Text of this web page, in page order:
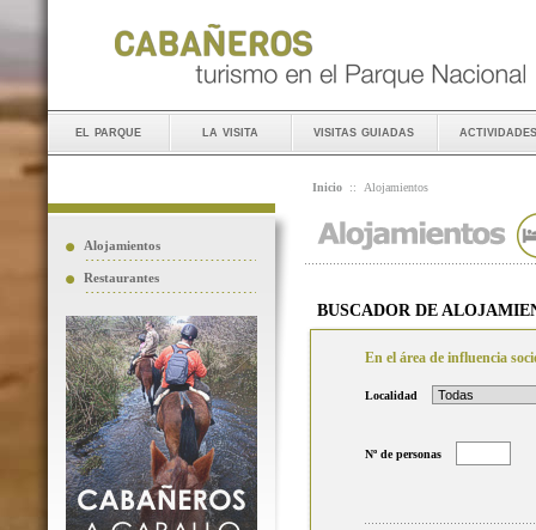
el parque la visita visitas guiadas actividades
Alojamientos
Restaurantes
Inicio :: Alojamientos
BUSCADOR DE
En el área de influencia
Localidad
Nº de personas